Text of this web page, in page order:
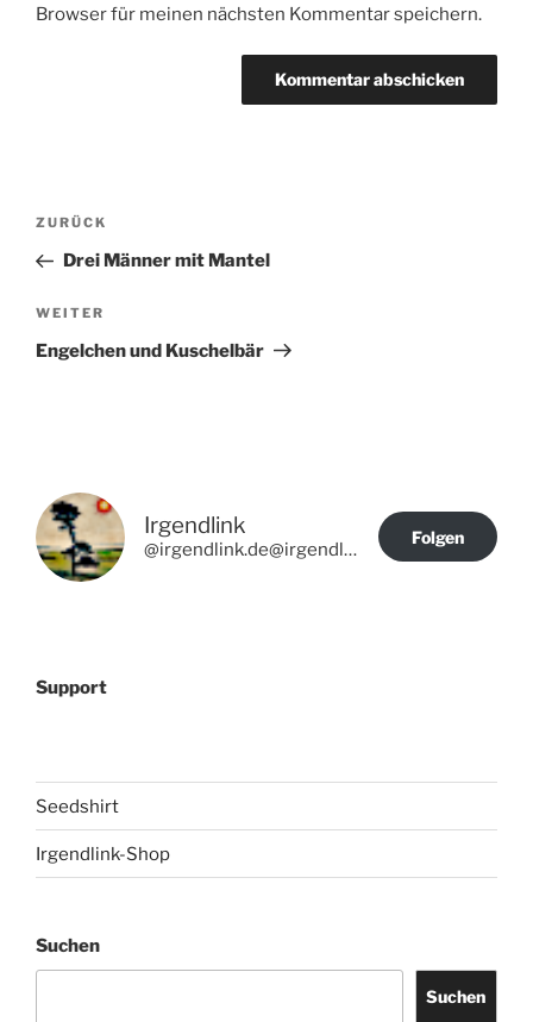
Browser für meinen nächsten Kommentar speichern.
Beitragsnavigation
Vorheriger
Beitrag
ZURÜCK
Drei Männer mit Mantel
Nächster
Beitrag
WEITER
Engelchen und Kuschelbär
Irgendlink
@irgendlink.de@irgendlink.de
Folgen
Support
Seedshirt
Irgendlink-Shop
Suchen
Suchen